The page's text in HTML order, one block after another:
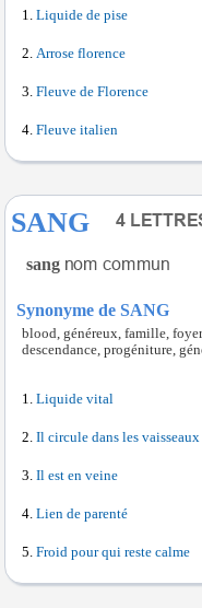
Liquide de pise
Arrose florence
Fleuve de Florence
Fleuve italien
SANG
sang
Synonyme de SANG
blood, généreux, famille,
descendance, progéniture,
Liquide vital
Il circule dans les vaisseaux
Il est en veine
Lien de parenté
Froid pour qui reste calme